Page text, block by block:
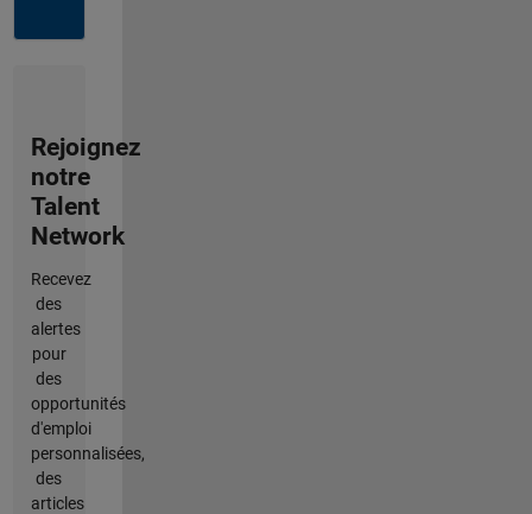
Rejoignez
notre
Talent
Network
Recevez
des
alertes
pour
des
opportunités
d'emploi
personnalisées,
des
articles